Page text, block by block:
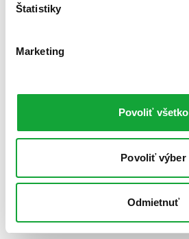
Štatistiky
Marketing
Povoliť všetko
Povoliť výber
Odmietnuť